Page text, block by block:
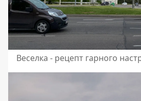
Веселка - рецепт гарного